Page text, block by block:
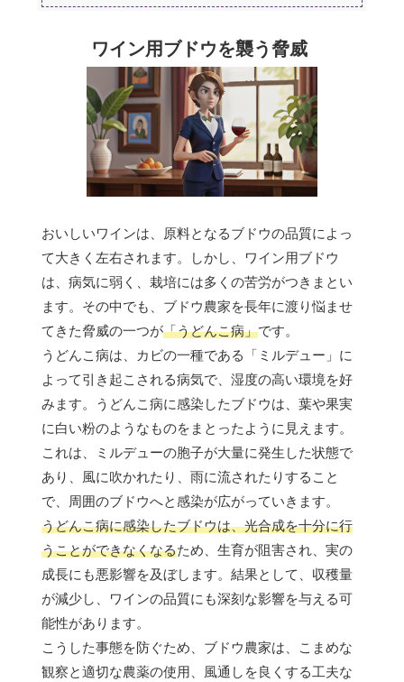
ワイン用ブドウを襲う脅威
おいしいワインは、原料となるブドウの品質によっ
て大きく左右されます。しかし、ワイン用ブドウ
は、病気に弱く、栽培には多くの苦労がつきまとい
ます。その中でも、ブドウ農家を長年に渡り悩ませ
てきた脅威の一つが「うどんこ病」です。
うどんこ病は、カビの一種である「ミルデュー」に
よって引き起こされる病気で、湿度の高い環境を好
みます。うどんこ病に感染したブドウは、葉や果実
に白い粉のようなものをまとったように見えます。
これは、ミルデューの胞子が大量に発生した状態で
あり、風に吹かれたり、雨に流されたりすること
で、周囲のブドウへと感染が広がっていきます。
うどんこ病に感染したブドウは、光合成を十分に行
うことができなくなるため、生育が阻害され、実の
成長にも悪影響を及ぼします。結果として、収穫量
が減少し、ワインの品質にも深刻な影響を与える可
能性があります。
こうした事態を防ぐため、ブドウ農家は、こまめな
観察と適切な農薬の使用、風通しを良くする工夫な